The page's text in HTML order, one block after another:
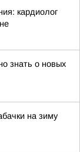
кардиолог
знать о новых
на зиму